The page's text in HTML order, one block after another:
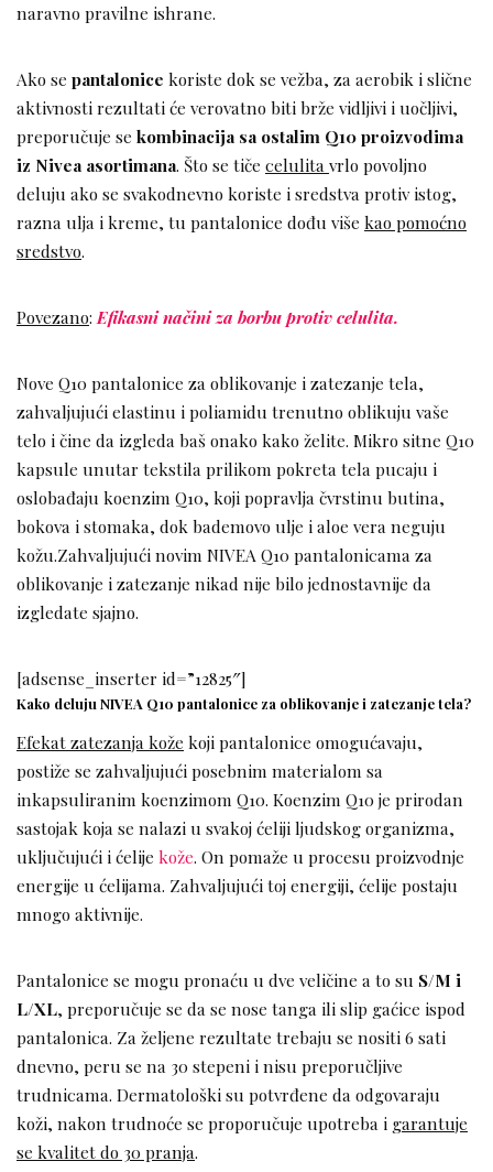
naravno pravilne ishrane.
Ako se pantalonice koriste dok se vežba, za aerobik i slične
aktivnosti rezultati će verovatno biti brže vidljivi i uočljivi,
preporučuje se kombinacija sa ostalim Q10 proizvodima
iz Nivea asortimana. Što se tiče celulita vrlo povoljno
deluju ako se svakodnevno koriste i sredstva protiv istog,
razna ulja i kreme, tu pantalonice dođu više kao pomoćno
sredstvo.
Povezano: Efikasni načini za borbu protiv celulita.
Nove Q10 pantalonice za oblikovanje i zatezanje tela,
zahvaljujući elastinu i poliamidu trenutno oblikuju vaše
telo i čine da izgleda baš onako kako želite. Mikro sitne Q10
kapsule unutar tekstila prilikom pokreta tela pucaju i
oslobađaju koenzim Q10, koji popravlja čvrstinu butina,
bokova i stomaka, dok bademovo ulje i aloe vera neguju
kožu.Zahvaljujući novim NIVEA Q10 pantalonicama za
oblikovanje i zatezanje nikad nije bilo jednostavnije da
izgledate sjajno.
[adsense_inserter id=”12825″]
Kako deluju NIVEA Q10 pantalonice za oblikovanje i zatezanje tela?
Efekat zatezanja kože koji pantalonice omogućavaju,
postiže se zahvaljujući posebnim materialom sa
inkapsuliranim koenzimom Q10. Koenzim Q10 je prirodan
sastojak koja se nalazi u svakoj ćeliji ljudskog organizma,
uključujući i ćelije kože. On pomaže u procesu proizvodnje
energije u ćelijama. Zahvaljujući toj energiji, ćelije postaju
mnogo aktivnije.
Pantalonice se mogu pronaću u dve veličine a to su S/M i
L/XL, preporučuje se da se nose tanga ili slip gaćice ispod
pantalonica. Za željene rezultate trebaju se nositi 6 sati
dnevno, peru se na 30 stepeni i nisu preporučljive
trudnicama. Dermatološki su potvrđene da odgovaraju
koži, nakon trudnoće se proporučuje upotreba i garantuje
se kvalitet do 30 pranja.